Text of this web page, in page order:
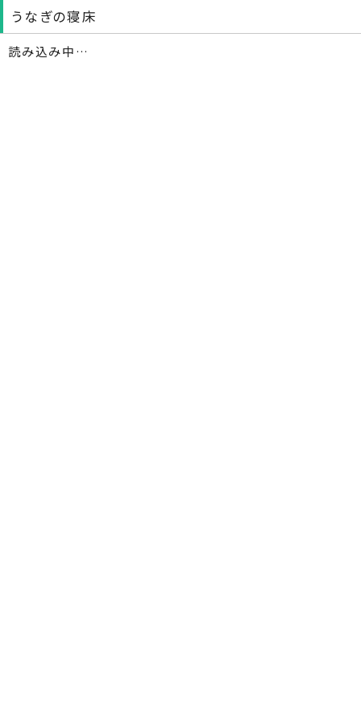
うなぎの寝床
読み込み中…